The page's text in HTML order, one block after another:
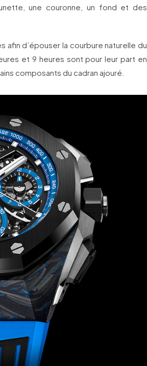
une couronne, un fond et des
d’épouser la courbure naturelle du
et 9 heures sont pour leur part en
composants du cadran ajouré.